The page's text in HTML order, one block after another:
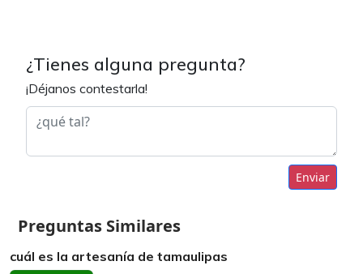
¿Tienes alguna pregunta?
¡Déjanos contestarla!
Enviar
Preguntas Similares
cuál es la artesanía de tamaulipas